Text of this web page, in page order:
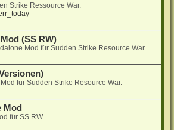
Strike Ressource War.
(SS RW)
Mod für Sudden Strike Resource War.
für Sudden Strike Resource War.
Mod
für SS RW.